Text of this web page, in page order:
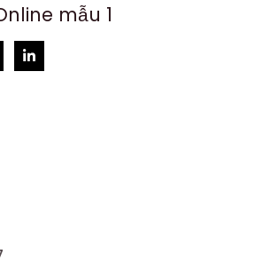
mẫu 1